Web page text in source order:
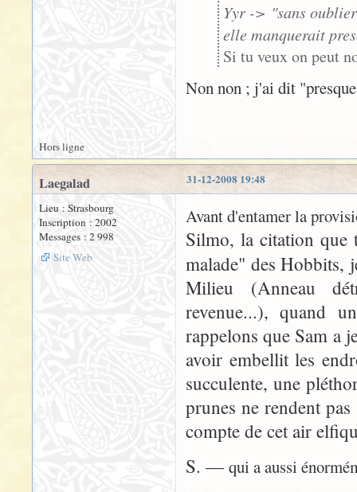
Yyr -> "sans
elle manquerait
Si tu veux on peut
Non non ; j'ai dit
Hors ligne
31-12-2008 19:48
Laegalad
Lieu : Strasbourg
Inscription : 2002
Messages : 2 998
Site Web
Avant d'entamer la
Silmo, la citation que
malade" des Hobbits,
Milieu (Anneau
revenue...), quand
rappelons que Sam a
avoir embellit les
succulente, une
prunes ne rendent
compte de cet air
S. — qui a aussi